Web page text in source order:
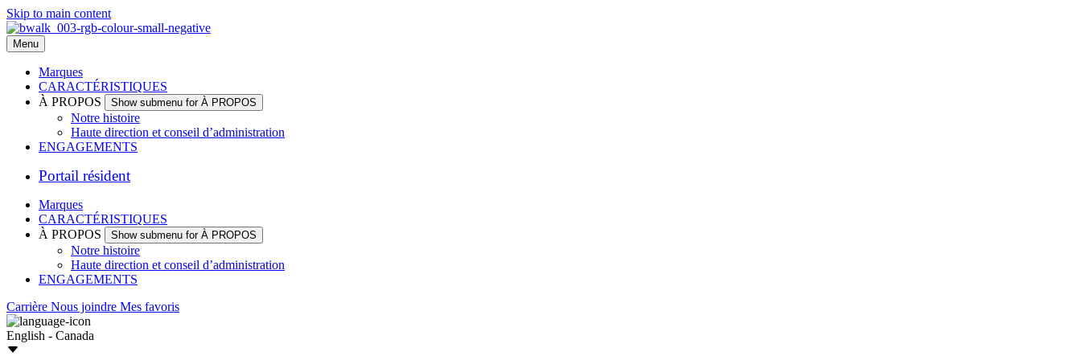
Skip to main content
Menu
Marques
CARACTÉRISTIQUES
À PROPOS
Show submenu for À PROPOS
Notre histoire
Haute direction et conseil d’administration
ENGAGEMENTS
Portail résident
Marques
CARACTÉRISTIQUES
À PROPOS
Show submenu for À PROPOS
Notre histoire
Haute direction et conseil d’administration
ENGAGEMENTS
Carrière Nous joindre Mes favoris
English - Canada